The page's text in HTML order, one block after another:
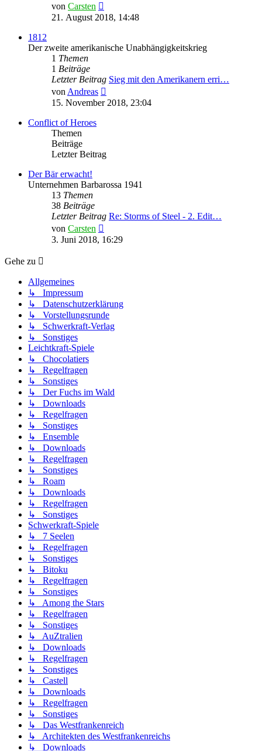
von Carsten
Beitrag
21. August 2018, 14:48
1812
Der zweite amerikanische Unabhängigkeitskrieg
1 Themen
1 Beiträge
Letzter Beitrag Sieg mit den Amerikanern erri…
von Andreas
Beitrag
15. November 2018, 23:04
Conflict of Heroes
Themen
Beiträge
Letzter Beitrag
Der Bär erwacht!
Unternehmen Barbarossa 1941
13 Themen
38 Beiträge
Letzter Beitrag Re: Storms of Steel - 2. Edit…
von Carsten
Beitrag
3. Juni 2018, 16:29
Gehe zu
Allgemeines
↳ Impressum
↳ Datenschutzerklärung
↳ Vorstellungsrunde
↳ Schwerkraft-Verlag
↳ Sonstiges
Leichtkraft-Spiele
↳ Chocolatiers
↳ Regelfragen
↳ Sonstiges
↳ Der Fuchs im Wald
↳ Downloads
↳ Regelfragen
↳ Sonstiges
↳ Ensemble
↳ Downloads
↳ Regelfragen
↳ Sonstiges
↳ Roam
↳ Downloads
↳ Regelfragen
↳ Sonstiges
Schwerkraft-Spiele
↳ 7 Seelen
↳ Regelfragen
↳ Sonstiges
↳ Bitoku
↳ Regelfragen
↳ Sonstiges
↳ Among the Stars
↳ Regelfragen
↳ Sonstiges
↳ AuZtralien
↳ Downloads
↳ Regelfragen
↳ Sonstiges
↳ Castell
↳ Downloads
↳ Regelfragen
↳ Sonstiges
↳ Das Westfrankenreich
↳ Architekten des Westfrankenreichs
↳ Downloads